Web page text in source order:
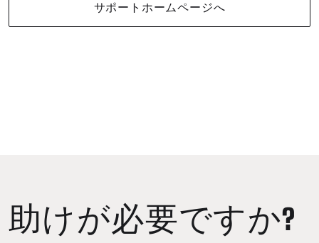
サポートホームページへ
助けが必要ですか?